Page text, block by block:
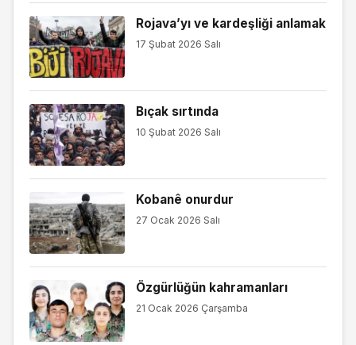
Rojava’yı ve kardeşliği anlamak
17 Şubat 2026 Salı
Bıçak sırtında
10 Şubat 2026 Salı
Kobanê onurdur
27 Ocak 2026 Salı
Özgürlüğün kahramanları
21 Ocak 2026 Çarşamba